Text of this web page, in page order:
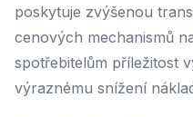
poskytuje zvýšenou
cenových mechanismů
spotřebitelům příležitost
výraznému snížení